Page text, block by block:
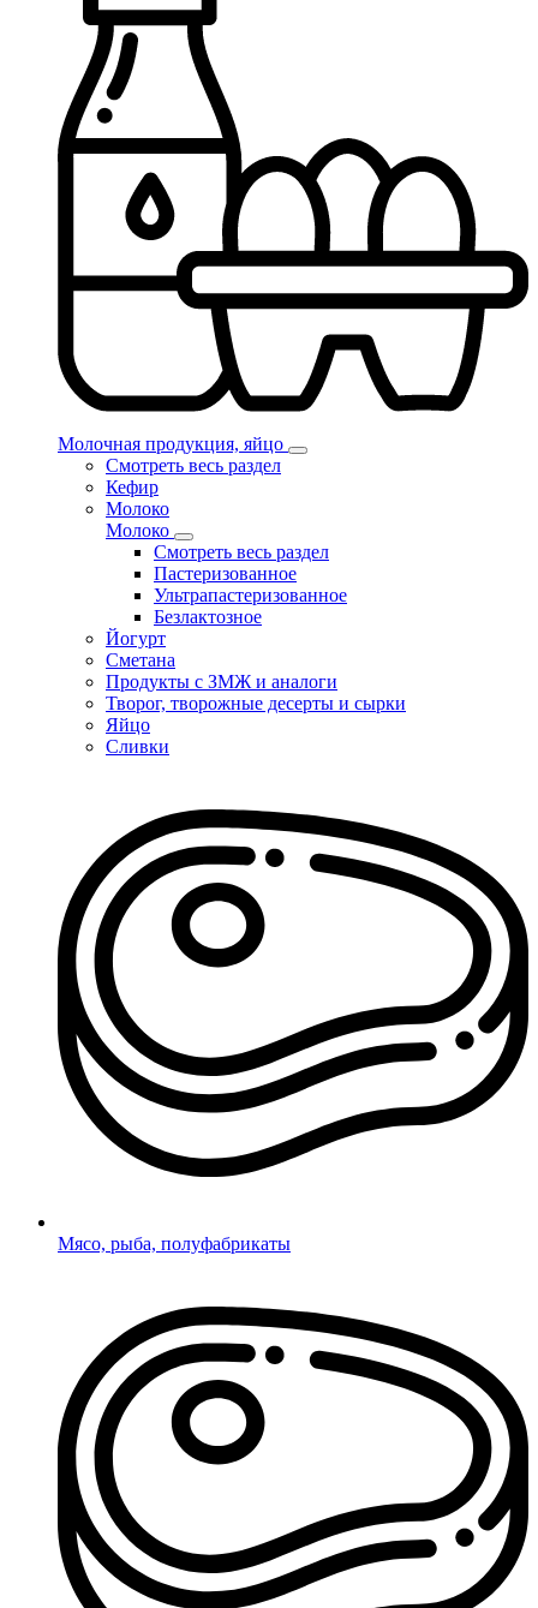
Молочная продукция, яйцо
Смотреть весь раздел
Кефир
Молоко
Молоко
Смотреть весь раздел
Пастеризованное
Ультрапастеризованное
Безлактозное
Йогурт
Сметана
Продукты с ЗМЖ и аналоги
Творог, творожные десерты и сырки
Яйцо
Сливки
Мясо, рыба, полуфабрикаты